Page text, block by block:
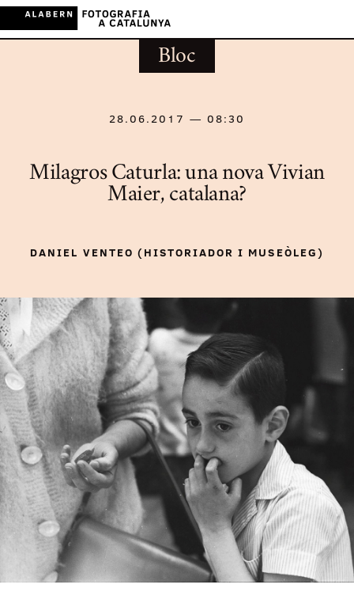
Bloc
28.06.2017 — 08:30
Milagros Caturla: una nova Vivian
Maier, catalana?
DANIEL VENTEO (HISTORIADOR I MUSEÒLEG)